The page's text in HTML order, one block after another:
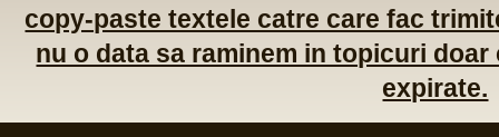
copy-paste textele catre care fac
nu o data sa raminem in topicuri
expirate.